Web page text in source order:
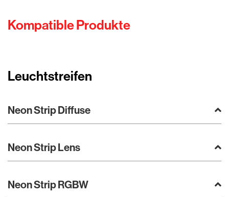
Kompatible Produkte
Leuchtstreifen
Neon Strip Diffuse
Neon Strip Lens
Neon Strip RGBW